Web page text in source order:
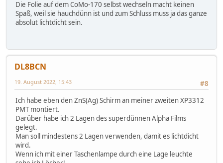
Die Folie auf dem CoMo-170 selbst wechseln macht keinen
Spaß, weil sie hauchdünn ist und zum Schluss muss ja das ganze
absolut lichtdicht sein.
DL8BCN
#8
19. August 2022, 15:43
Ich habe eben den ZnS(Ag) Schirm an meiner zweiten XP3312
PMT montiert.
Darüber habe ich 2 Lagen des superdünnen Alpha Films
gelegt.
Man soll mindestens 2 Lagen verwenden, damit es lichtdicht
wird.
Wenn ich mit einer Taschenlampe durch eine Lage leuchte